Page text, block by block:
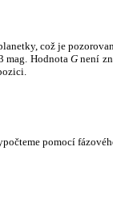
což je
mag. HodnotaG není
pomocí